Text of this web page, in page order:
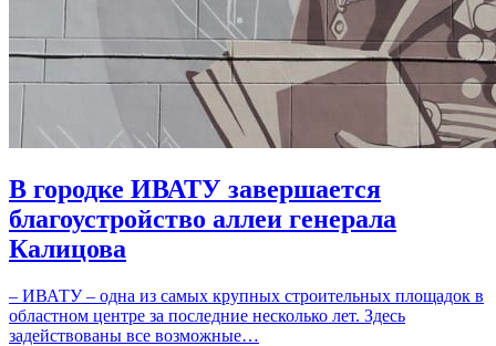
В городке ИВАТУ завершается
благоустройство аллеи генерала
Калицова
– ИВАТУ – одна из самых крупных строительных площадок в
областном центре за последние несколько лет. Здесь
задействованы все возможные…